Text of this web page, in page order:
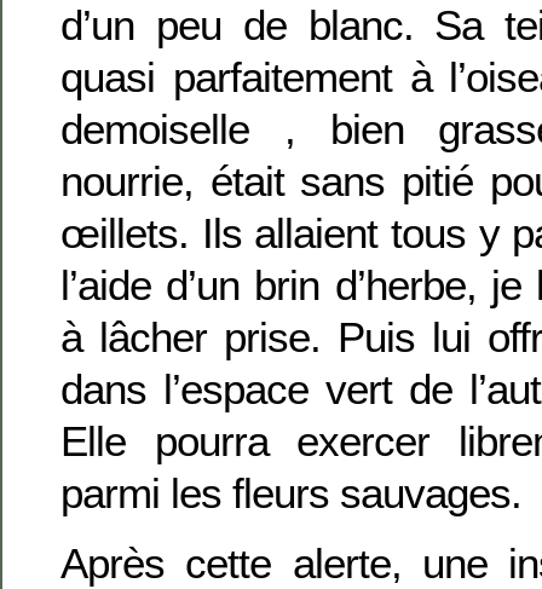
d’un peu de blanc. Sa
quasi parfaitement à
demoiselle , bien
nourrie, était sans pitié
œillets. Ils allaient tous y
l’aide d’un brin d’herbe,
à lâcher prise. Puis lui
dans l’espace vert de
Elle pourra exercer
parmi les fleurs sauvages.
Après cette alerte, une